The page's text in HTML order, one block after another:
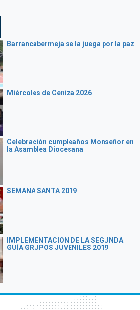
Barrancabermeja se la juega por la paz
Miércoles de Ceniza 2026
Celebración cumpleaños Monseñor en
la Asamblea Diocesana
SEMANA SANTA 2019
IMPLEMENTACIÓN DE LA SEGUNDA
GUÍA GRUPOS JUVENILES 2019